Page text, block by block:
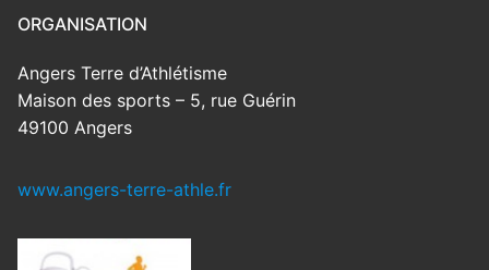
ORGANISATION
Angers Terre d’Athlétisme
Maison des sports – 5, rue Guérin
49100 Angers
www.angers-terre-athle.fr